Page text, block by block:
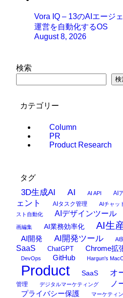
Vora IQ – 13のAIエージ
運営を自動化するOS
August 8, 2026
検索
検
カテゴリー
Column
PR
Product Research
タグ
3D生成AI AI AI API AI
ェント
AIタスク管理 AIチャッ
スト自動化
AIデザインツール
画編集 AI業務効率化 AI生
AI開発 AI開発ツール AI
SaaS
ChatGPT Chrome拡
DevOps GitHub Hargun's
Product SaaS オ
管理
デジタルマーケティング ノ
プライバシー保護 マーケティ